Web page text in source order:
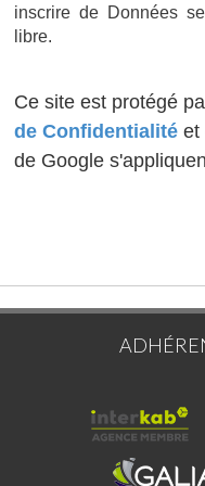
inscrire de Données
libre.
Ce site est protégé
de Confidentialité
de Google